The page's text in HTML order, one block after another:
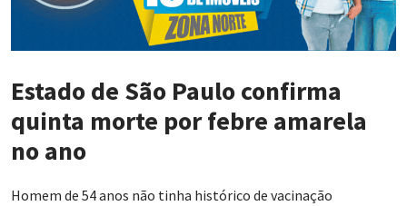
Estado de São Paulo confirma
quinta morte por febre amarela
no ano
Homem de 54 anos não tinha histórico de vacinação